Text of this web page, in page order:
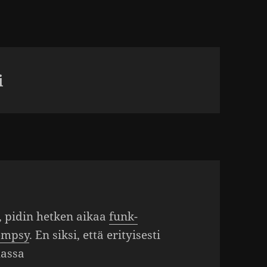
pidin hetken aikaafunk-
. En siksi, että erityi­sesti